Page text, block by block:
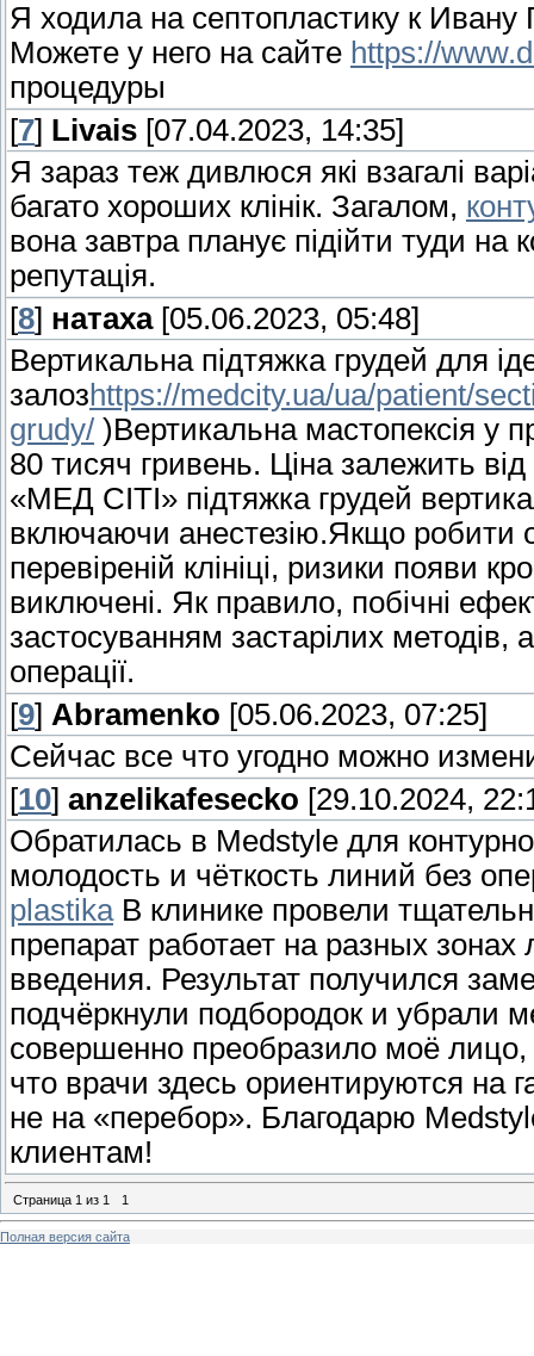
Я ходила на септопластику к
Можете у него на сайте https://
процедуры
[7] Livais [07.04.2023, 14:35]
Я зараз теж дивлюся які взагалі
багато хороших клінік. Загалом,
вона завтра планує підійти туди на
репутація.
[8] натаха[05.06.2023, 05:48]
Вертикальна підтяжка грудей для
залозhttps://medcity.ua/ua/patient/
grudy/ )Вертикальна мастопексія у
80 тисяч гривень. Ціна залежить від
«МЕД СІТІ» підтяжка грудей
включаючи анестезію.Якщо робити
перевіреній клініці, ризики появи
виключені. Як правило, побічні
застосуванням застарілих
операції.
[9] Abramenko [05.06.2023, 07:25]
Сейчас все что угодно можно
[10] anzelikafesecko [29.10.2024,
Обратилась в Medstyle для
молодость и чёткость линий без
plastikaВ клинике провели
препарат работает на разных
введения. Результат получился
подчёркнули подбородок и убрали
совершенно преобразило моё лицо,
что врачи здесь ориентируются на
не на «перебор». Благодарю
клиентам!
Страница 1 из 1 1
Полная версия сайта